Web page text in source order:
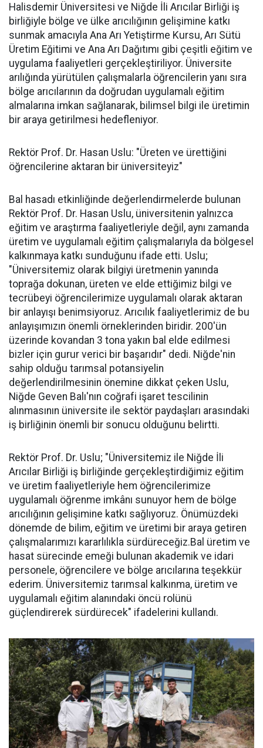
Halisdemir Üniversitesi ve Niğde İli Arıcılar Birliği iş
birliğiyle bölge ve ülke arıcılığının gelişimine katkı
sunmak amacıyla Ana Arı Yetiştirme Kursu, Arı Sütü
Üretim Eğitimi ve Ana Arı Dağıtımı gibi çeşitli eğitim ve
uygulama faaliyetleri gerçekleştiriliyor. Üniversite
arılığında yürütülen çalışmalarla öğrencilerin yanı sıra
bölge arıcılarının da doğrudan uygulamalı eğitim
almalarına imkan sağlanarak, bilimsel bilgi ile üretimin
bir araya getirilmesi hedefleniyor.
Rektör Prof. Dr. Hasan Uslu: "Üreten ve ürettiğini
öğrencilerine aktaran bir üniversiteyiz"
Bal hasadı etkinliğinde değerlendirmelerde bulunan
Rektör Prof. Dr. Hasan Uslu, üniversitenin yalnızca
eğitim ve araştırma faaliyetleriyle değil, aynı zamanda
üretim ve uygulamalı eğitim çalışmalarıyla da bölgesel
kalkınmaya katkı sunduğunu ifade etti. Uslu;
"Üniversitemiz olarak bilgiyi üretmenin yanında
toprağa dokunan, üreten ve elde ettiğimiz bilgi ve
tecrübeyi öğrencilerimize uygulamalı olarak aktaran
bir anlayışı benimsiyoruz. Arıcılık faaliyetlerimiz de bu
anlayışımızın önemli örneklerinden biridir. 200'ün
üzerinde kovandan 3 tona yakın bal elde edilmesi
bizler için gurur verici bir başarıdır" dedi. Niğde'nin
sahip olduğu tarımsal potansiyelin
değerlendirilmesinin önemine dikkat çeken Uslu,
Niğde Geven Balı'nın coğrafi işaret tescilinin
alınmasının üniversite ile sektör paydaşları arasındaki
iş birliğinin önemli bir sonucu olduğunu belirtti.
Rektör Prof. Dr. Uslu; "Üniversitemiz ile Niğde İli
Arıcılar Birliği iş birliğinde gerçekleştirdiğimiz eğitim
ve üretim faaliyetleriyle hem öğrencilerimize
uygulamalı öğrenme imkânı sunuyor hem de bölge
arıcılığının gelişimine katkı sağlıyoruz. Önümüzdeki
dönemde de bilim, eğitim ve üretimi bir araya getiren
çalışmalarımızı kararlılıkla sürdüreceğiz.Bal üretim ve
hasat sürecinde emeği bulunan akademik ve idari
personele, öğrencilere ve bölge arıcılarına teşekkür
ederim. Üniversitemiz tarımsal kalkınma, üretim ve
uygulamalı eğitim alanındaki öncü rolünü
güçlendirerek sürdürecek" ifadelerini kullandı.